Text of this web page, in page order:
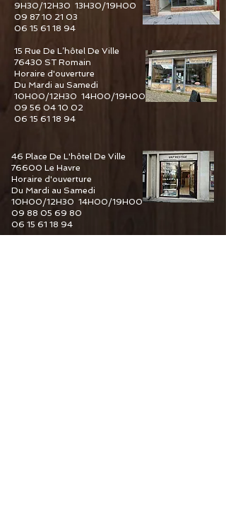
9H30/12H30 13H30/19H00
09 87 10 21 03
06 15 61 18 94
15 Rue De L’hôtel De Ville
76430 ST Romain
Horaire d'ouverture
Du Mardi au Samedi
10H00/12H30 14H00/19H00
09 56 04 10 02
06 15 61 18 94
46 Place De L'hôtel De Ville
76600 Le Havre
Horaire d'ouverture
Du Mardi au Samedi
10H00/12H30 14H00/19H00
09 88 05 69 80
06 15 61 18 94